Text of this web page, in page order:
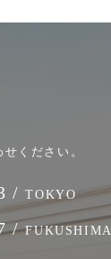
ください。
/TOKYO
/FUKUSHIMA